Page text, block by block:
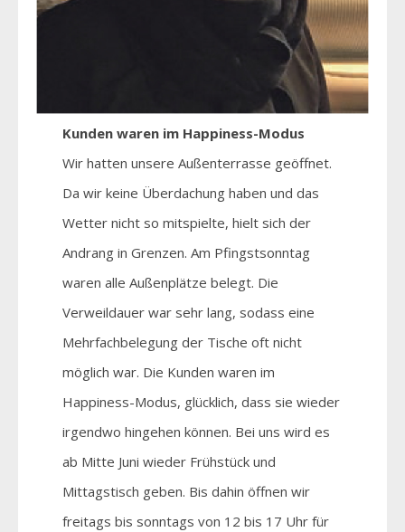
Kunden waren im Happiness-Modus
Wir hatten unsere Außenterrasse geöffnet.
Da wir keine Überdachung haben und das
Wetter nicht so mitspielte, hielt sich der
Andrang in Grenzen. Am Pfingstsonntag
waren alle Außenplätze belegt. Die
Verweildauer war sehr lang, sodass eine
Mehrfachbelegung der Tische oft nicht
möglich war. Die Kunden waren im
Happiness-Modus, glücklich, dass sie wieder
irgendwo hingehen können. Bei uns wird es
ab Mitte Juni wieder Frühstück und
Mittagstisch geben. Bis dahin öffnen wir
freitags bis sonntags von 12 bis 17 Uhr für